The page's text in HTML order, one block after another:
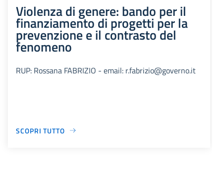
Violenza di genere: bando per il
finanziamento di progetti per la
prevenzione e il contrasto del
fenomeno
RUP: Rossana FABRIZIO - email: r.fabrizio@governo.it
SCOPRI TUTTO